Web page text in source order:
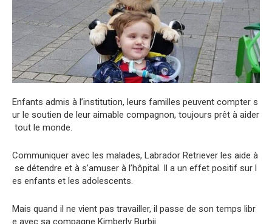
Enfants admis à l’institution, leurs familles peuvent compter s
ur le soutien de leur aimable compagnon, toujours prêt à aider
tout le monde.
Communiquer avec les malades, Labrador Retriever les aide à
se détendre et à s’amuser à l’hôpital. Il a un effet positif sur l
es enfants et les adolescents.
Mais quand il ne vient pas travailler, il passe de son temps libr
e avec sa compagne Kimberly Burbij